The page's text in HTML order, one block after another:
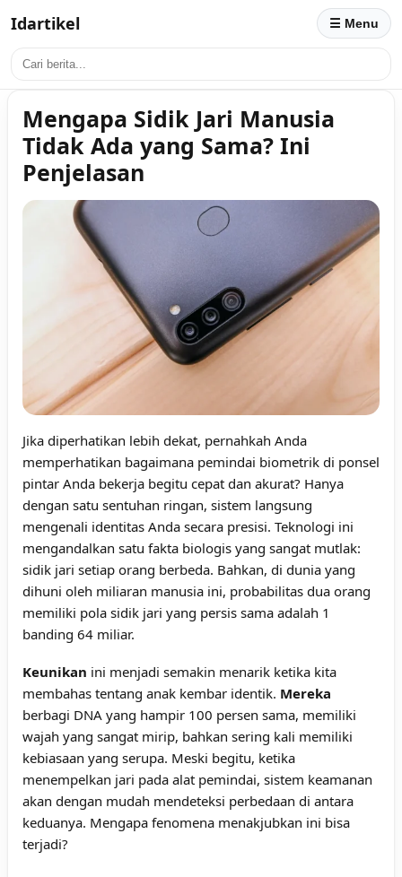
Idartikel ☰ Menu
Mengapa Sidik Jari Manusia
Tidak Ada yang Sama? Ini
Penjelasan
Jika diperhatikan lebih dekat, pernahkah Anda
memperhatikan bagaimana pemindai biometrik di ponsel
pintar Anda bekerja begitu cepat dan akurat? Hanya
dengan satu sentuhan ringan, sistem langsung
mengenali identitas Anda secara presisi. Teknologi ini
mengandalkan satu fakta biologis yang sangat mutlak:
sidik jari setiap orang berbeda. Bahkan, di dunia yang
dihuni oleh miliaran manusia ini, probabilitas dua orang
memiliki pola sidik jari yang persis sama adalah 1
banding 64 miliar.
Keunikan ini menjadi semakin menarik ketika kita
membahas tentang anak kembar identik. Mereka
berbagi DNA yang hampir 100 persen sama, memiliki
wajah yang sangat mirip, bahkan sering kali memiliki
kebiasaan yang serupa. Meski begitu, ketika
menempelkan jari pada alat pemindai, sistem keamanan
akan dengan mudah mendeteksi perbedaan di antara
keduanya. Mengapa fenomena menakjubkan ini bisa
terjadi?